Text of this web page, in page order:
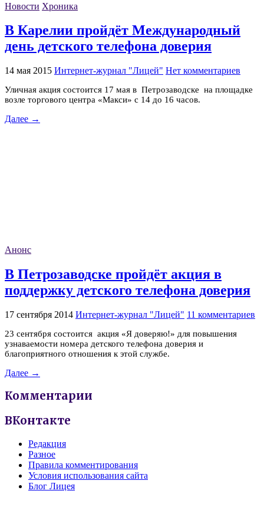
Новости Хроника
В Карелии пройдёт Международный
день детского телефона доверия
14 мая 2015 Интернет-журнал "Лицей" Нет комментариев
Уличная акция состоится 17 мая в Петрозаводске на площадке
возле торгового центра «Макси» с 14 до 16 часов.
Далее →
Анонс
В Петрозаводске пройдёт акция в
поддержку детского телефона доверия
17 сентября 2014 Интернет-журнал "Лицей" 11 комментариев
23 сентября состоится акция «Я доверяю!» для повышения
узнаваемости номера детского телефона доверия и
благоприятного отношения к этой службе.
Далее →
Комментарии
ВКонтакте
Редакция
Разное
Правила комментирования
Условия использования сайта
Блог Лицея